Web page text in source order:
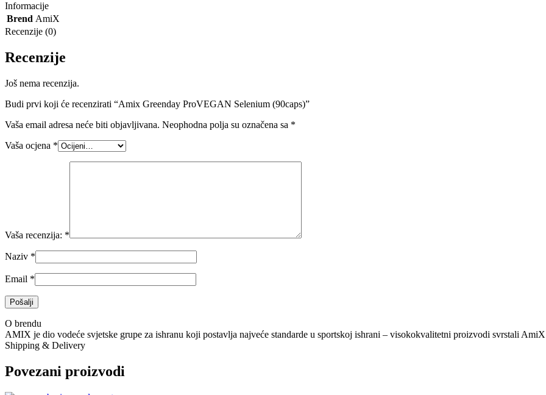
Informacije
Brend AmiX
Recenzije (0)
Recenzije
Još nema recenzija.
Budi prvi koji će recenzirati “Amix Greenday ProVEGAN Selenium (90caps)”
Vaša email adresa neće biti objavljivana. Neophodna polja su označena sa *
Vaša ocjena *
Vaša recenzija: *
Naziv *
Email *
O brendu
AMIX je dio vodeće svjetske grupe za ishranu koji postavlja najveće standarde u sportskoj ishrani – visokokvalitetni proizvodi svrstali
Shipping & Delivery
Povezani proizvodi